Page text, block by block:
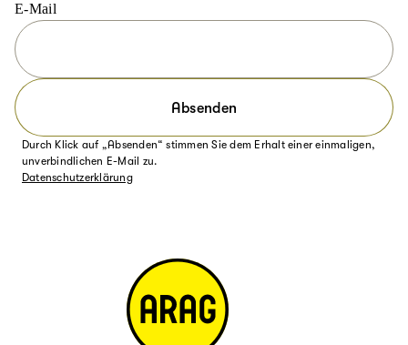
E-Mail
Absenden
Durch Klick auf „Absenden“ stimmen Sie dem Erhalt einer einmaligen,
unverbindlichen E-Mail zu.
Datenschutzerklärung